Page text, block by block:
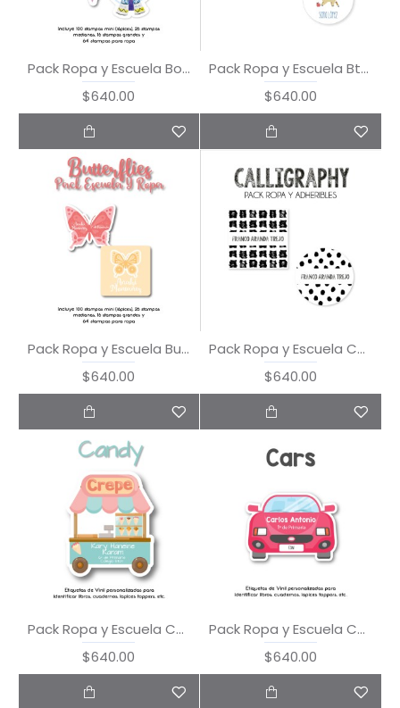
Pack Ropa y Escuela Boho Style
$640.00
Pack Ropa y Escuela Bts Animals
$640.00
Pack Ropa y Escuela Butterflies
$640.00
Pack Ropa y Escuela Calligraphy
$640.00
Pack Ropa y Escuela Candy
$640.00
Pack Ropa y Escuela Cars
$640.00